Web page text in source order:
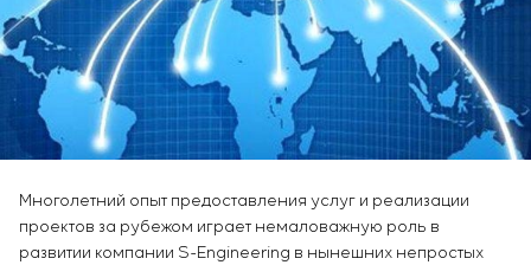
Сервисное обслуживание
Управление проектами
Аутсорсинг
Консалтинговые услуги
Индивидуальная разработка и испытания
щитового оборудования
Разработка математических моделей объектов
управления
Разработка специальных алгоритмов
Химическая промышленность
Цементная промышленность
Simoprime
Вакансии
Стажировка
Ветеранам
КОНТАКТЫ
Многолетний опыт предоставления услуг и реализации
проектов за рубежом играет немаловажную роль в
развитии компании S-Engineering в нынешних непростых